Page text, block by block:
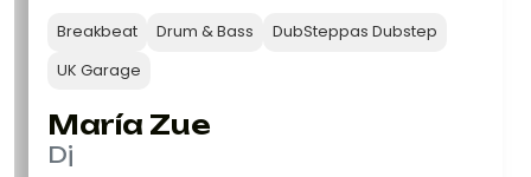
Breakbeat Drum & Bass
DubSteppas Dubstep
UK Garage
María Zue
Dj